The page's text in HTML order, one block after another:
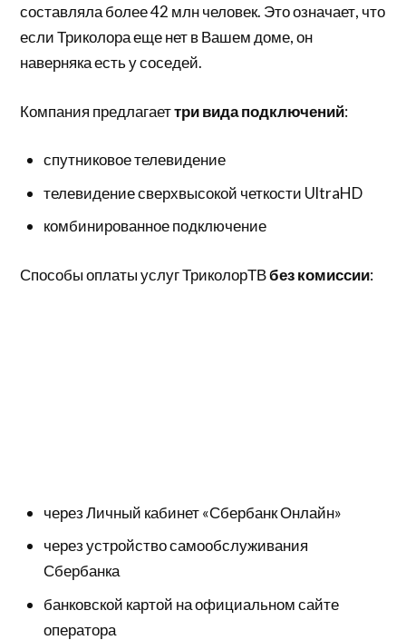
составляла более 42 млн человек. Это означает, что
если Триколора еще нет в Вашем доме, он
наверняка есть у соседей.
Компания предлагаеттри вида подключений:
спутниковое телевидение
телевидение сверхвысокой четкости UltraHD
комбинированное подключение
Способы оплаты услуг ТриколорТВбез комиссии:
через Личный кабинет «Сбербанк Онлайн»
через устройство самообслуживания
Сбербанка
банковской картой на официальном сайте
оператора